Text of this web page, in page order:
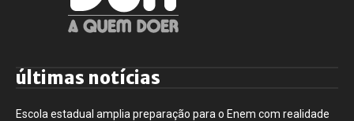
últimas notícias
Escola estadual amplia preparação para o Enem com realidade